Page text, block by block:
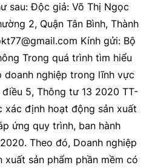
sau: Độc giả: Võ Thị Ngọc
2, Quận Tân Bình, Thành
Kính gửi: Bộ
Trong quá trình tìm hiểu
doanh nghiệp trong lĩnh vực
điều 5, Thông tư 13 2020 TT-
xác định hoạt động sản xuất
ứng quy trình, ban hành
Theo đó, Doanh nghiệp
sản phẩm phần mềm có